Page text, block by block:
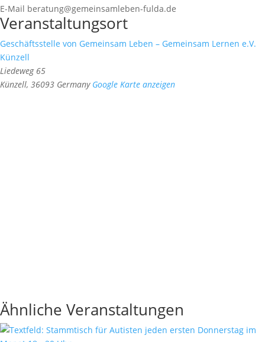
E-Mail beratung@gemeinsamleben-fulda.de
Veranstaltungsort
Geschäftsstelle von Gemeinsam Leben – Gemeinsam Lernen e.V.
Künzell
Liedeweg 65
Künzell, 36093 Germany Google Karte anzeigen
Ähnliche Veranstaltungen